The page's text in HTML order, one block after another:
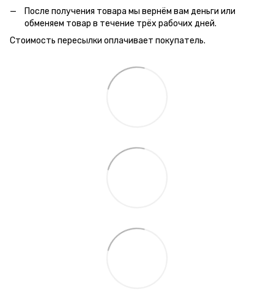
После получения товара мы вернём вам деньги или
обменяем товар в течение трёх рабочих дней.
Стоимость пересылки оплачивает покупатель.